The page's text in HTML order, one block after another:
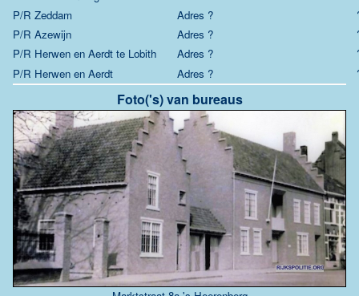
P/R Zeddam
Adres ?
P/R Azewijn
Adres ?
P/R Herwen en Aerdt te Lobith
Adres ?
P/R Herwen en Aerdt
Adres ?
Foto('s) van bureaus